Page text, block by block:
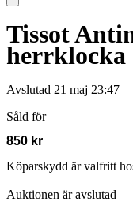
Tissot
herrklocka
Avslutad 21 maj 23:47
Såld för
850 kr
Köparskydd är valfritt
Auktionen är avslutad